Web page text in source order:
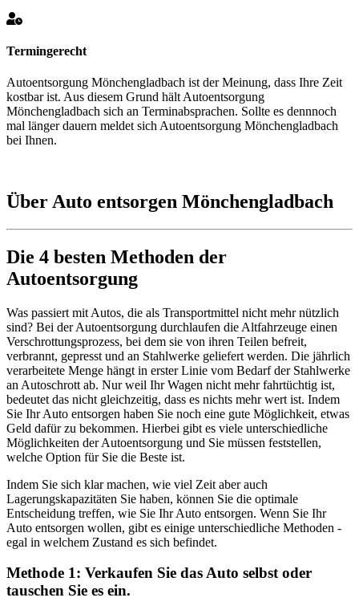
Termingerecht
Autoentsorgung Mönchengladbach ist der Meinung, dass Ihre Zeit
kostbar ist. Aus diesem Grund hält Autoentsorgung
Mönchengladbach sich an Terminabsprachen. Sollte es dennnoch
mal länger dauern meldet sich Autoentsorgung Mönchengladbach
bei Ihnen.
Über Auto entsorgen Mönchengladbach
Die 4 besten Methoden der
Autoentsorgung
Was passiert mit Autos, die als Transportmittel nicht mehr nützlich
sind? Bei der Autoentsorgung durchlaufen die Altfahrzeuge einen
Verschrottungsprozess, bei dem sie von ihren Teilen befreit,
verbrannt, gepresst und an Stahlwerke geliefert werden. Die jährlich
verarbeitete Menge hängt in erster Linie vom Bedarf der Stahlwerke
an Autoschrott ab. Nur weil Ihr Wagen nicht mehr fahrtüchtig ist,
bedeutet das nicht gleichzeitig, dass es nichts mehr wert ist. Indem
Sie Ihr Auto entsorgen haben Sie noch eine gute Möglichkeit, etwas
Geld dafür zu bekommen. Hierbei gibt es viele unterschiedliche
Möglichkeiten der Autoentsorgung und Sie müssen feststellen,
welche Option für Sie die Beste ist.
Indem Sie sich klar machen, wie viel Zeit aber auch
Lagerungskapazitäten Sie haben, können Sie die optimale
Entscheidung treffen, wie Sie Ihr Auto entsorgen. Wenn Sie Ihr
Auto entsorgen wollen, gibt es einige unterschiedliche Methoden -
egal in welchem Zustand es sich befindet.
Methode 1: Verkaufen Sie das Auto selbst oder
tauschen Sie es ein.